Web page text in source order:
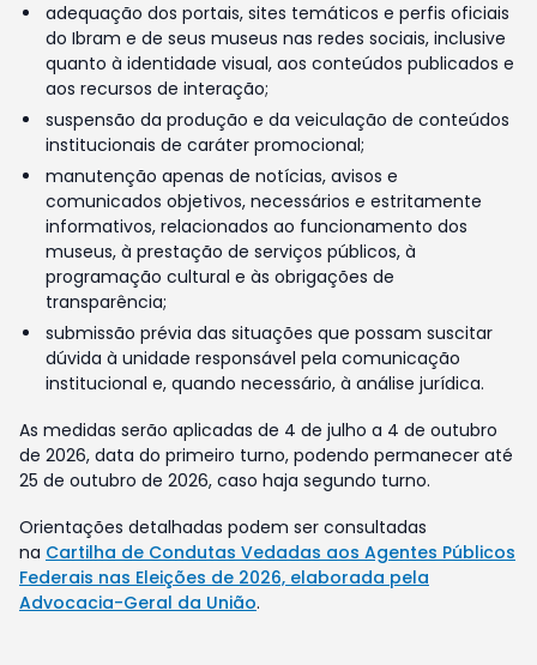
adequação dos portais, sites temáticos e perfis oficiais
do Ibram e de seus museus nas redes sociais, inclusive
quanto à identidade visual, aos conteúdos publicados e
aos recursos de interação;
suspensão da produção e da veiculação de conteúdos
institucionais de caráter promocional;
manutenção apenas de notícias, avisos e
comunicados objetivos, necessários e estritamente
informativos, relacionados ao funcionamento dos
museus, à prestação de serviços públicos, à
programação cultural e às obrigações de
transparência;
submissão prévia das situações que possam suscitar
dúvida à unidade responsável pela comunicação
institucional e, quando necessário, à análise jurídica.
As medidas serão aplicadas de 4 de julho a 4 de outubro
de 2026, data do primeiro turno, podendo permanecer até
25 de outubro de 2026, caso haja segundo turno.
Orientações detalhadas podem ser consultadas
na Cartilha de Condutas Vedadas aos Agentes Públicos
Federais nas Eleições de 2026, elaborada pela
Advocacia-Geral da União.